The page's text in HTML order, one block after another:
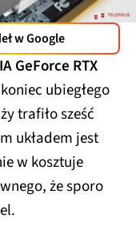
w Google
GeForce RTX
ubiegłego
trafiło sześć
układem jest
w kosztuje
że sporo